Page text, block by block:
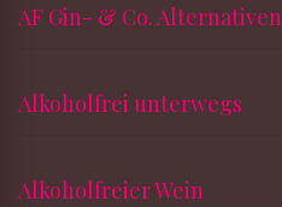
AF Gin- & Co. Alternativen
Alkoholfrei unterwegs
Alkoholfreier Wein